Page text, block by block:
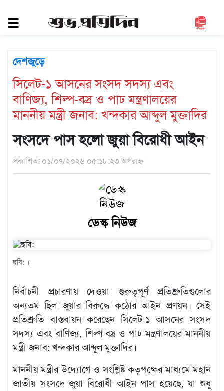
সিলেট
মৌলভীবাজার
হবিগঞ্জ
জাতীয়
রাজনীতি
দেশজুড়ে
আন্তর্জাতিক
বিনোদন
শিক্ষাঙ্গন
অর্থনীতি
মতামত
অন্যান্য
লাইফস্টাইল
দেশজুড়ে
সিলেট-১ আসনের সংসদ সদস্য এবং
বাণিজ্য, শিল্প-বস্র ও পাঢ মন্ত্রণালয়ের
মাননীয় মন্ত্রী জনাব: খন্দকার আব্দুল মুক্তাদির
সংসদে পাস হলো জুয়া বিরোধী আইন
প্রকাশিত: ০১/০৭/২০২৬ ০৫:১৮:২৩ অপরাহ্ন
ডেস্ক নিউজ
ছবি: ।
নির্বাচনী প্রচারণায় দেওয়া গুরুত্বপূর্ণ প্রতিশ্রুতিগুলোর
অন্যতম ছিল জুয়ার বিরুদ্ধে কঠোর আইন প্রণয়ন। সেই
প্রতিশ্রুতি বাস্তবায়ন করেছেন সিলেট-১ আসনের সংসদ
সদস্য এবং বাণিজ্য, শিল্প-বস্র ও পাঢ মন্ত্রণালয়ের মাননীয়
মন্ত্রী জনাব: খন্দকার আব্দুল মুক্তাদির।
মাননীয় মন্ত্রীর উদ্যোগে ও সংশ্লিষ্ট কতৃপক্ষের মাধ্যমে মহান
জাতীয় সংসদে জুয়া বিরোধী আইন পাস হয়েছে, যা শুধু